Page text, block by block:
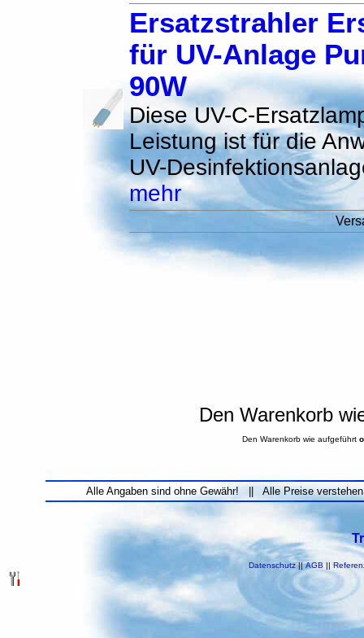
Ersatzstrahler
für UV-Anlage
90W
Diese UV-C-
Leistung ist für die
UV-
mehr
Den Warenkorb
Den Warenkorb wie aufgeführt
Alle Angaben sind ohne Gewähr! || Alle Preise
Datenschutz||AGB ||